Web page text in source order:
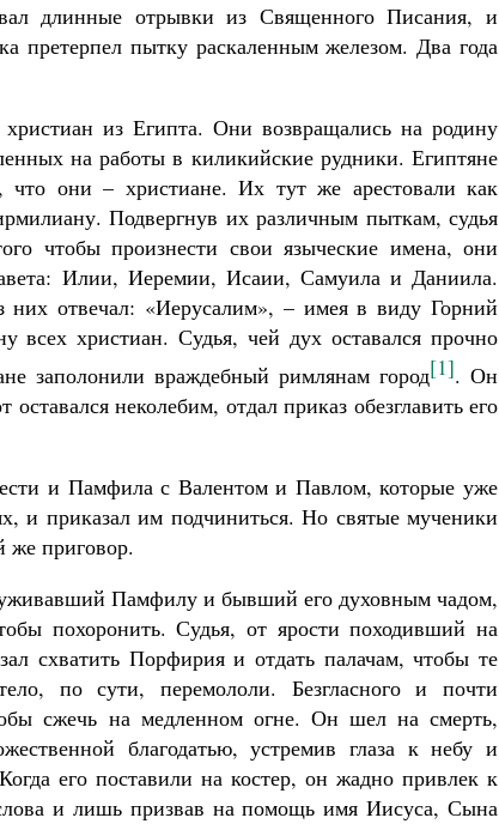
длинные отрывки из Священного Писания, и
претерпел пытку раскаленным железом. Два года
из Египта. Они возвращались на родину
на работы в киликийские рудники. Египтяне
они – христиане. Их тут же арестовали как
Подвергнув их различным пыткам, судья
чтобы произнести свои языческие имена, они
Илии, Иеремии, Исаии, Самуила и Даниила.
отвечал: «Иерусалим», – имея в виду Горний
христиан. Судья, чей дух оставался прочно
заполонили враждебный римлянам город[1]. Он
неколебим, отдал приказ обезглавить его
и Памфила с Валентом и Павлом, которые уже
и приказал им подчиниться. Но святые мученики
же приговор.
Памфилу и бывший его духовным чадом,
похоронить. Судья, от ярости походивший на
схватить Порфирия и отдать палачам, чтобы те
по сути, перемололи. Безгласного и почти
сжечь на медленном огне. Он шел на смерть,
благодатью, устремив глаза к небу и
его поставили на костер, он жадно привлек к
и лишь призвав на помощь имя Иисуса, Сына